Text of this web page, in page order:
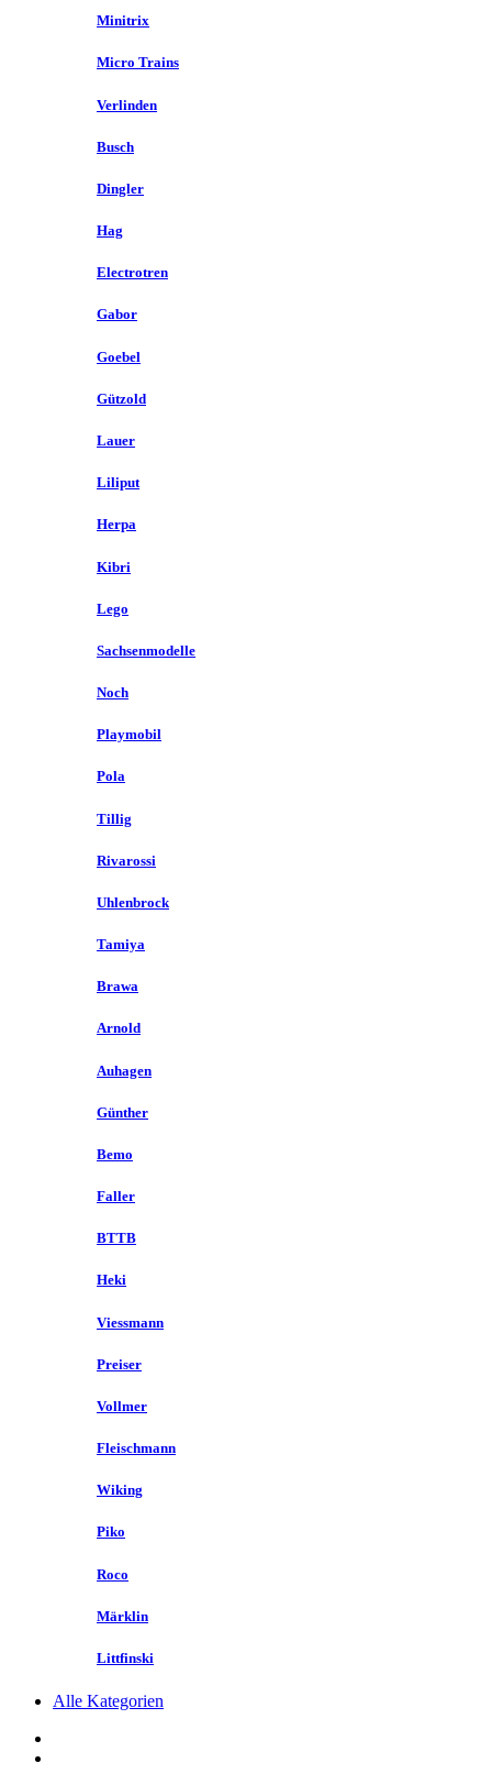
Minitrix
Micro Trains
Verlinden
Busch
Dingler
Hag
Electrotren
Gabor
Goebel
Gützold
Lauer
Liliput
Herpa
Kibri
Lego
Sachsenmodelle
Noch
Playmobil
Pola
Tillig
Rivarossi
Uhlenbrock
Tamiya
Brawa
Arnold
Auhagen
Günther
Bemo
Faller
BTTB
Heki
Viessmann
Preiser
Vollmer
Fleischmann
Wiking
Piko
Roco
Märklin
Littfinski
Alle Kategorien